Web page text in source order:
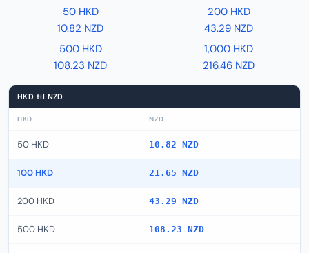
50 HKD
10.82 NZD
200 HKD
43.29 NZD
500 HKD
108.23 NZD
1,000 HKD
216.46 NZD
HKD til NZD
HKD NZD
50 HKD 10.82 NZD
100 HKD 21.65 NZD
200 HKD 43.29 NZD
500 HKD 108.23 NZD